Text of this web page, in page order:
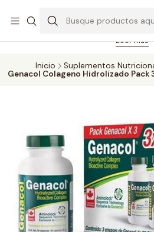
Feriado 21-05-2026 atención hasta las
día solo área Metropolitana Santiago
Pedidos hasta 16 hrs., sábados y
Leer más
Inicio Suplementos
Genacol Colageno Hidrolizado Pack